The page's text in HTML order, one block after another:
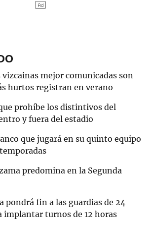
vizcainas mejor comunicadas son
hurtos registran en verano
prohíbe los distintivos del
y fuera del estadio
que jugará en su quinto equipo
predomina en la Segunda
pondrá fin a las guardias de 24
implantar turnos de 12 horas